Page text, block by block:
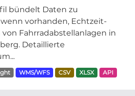
bündelt Daten zu
vorhanden, Echtzeit-
Fahrradabstellanlagen in
Detaillierte
WMS/WFS CSV XLSX API